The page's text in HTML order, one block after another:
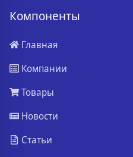
Компоненты
Главная
Компании
Товары
Новости
Статьи